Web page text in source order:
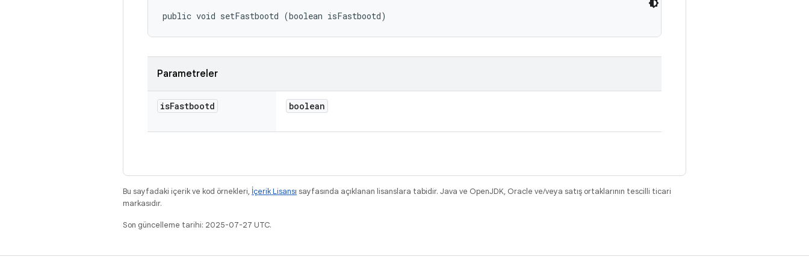
public void setFastbootd (boolean isFastbootd)
Parametreler
isFastbootd boolean
Bu sayfadaki içerik ve kod örnekleri, İçerik Lisansı sayfasında açıklanan lisanslara tabidir. Java ve OpenJDK, Oracle ve/veya satış ortaklarının tescilli ticari
markasıdır.
Son güncelleme tarihi: 2025-07-27 UTC.